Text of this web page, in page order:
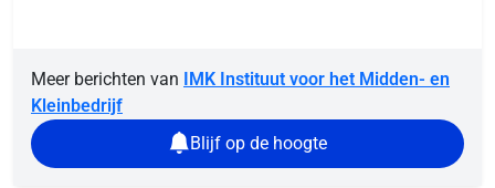
Meer berichten van IMK Instituut voor het Midden- en
Kleinbedrijf
Blijf op de hoogte